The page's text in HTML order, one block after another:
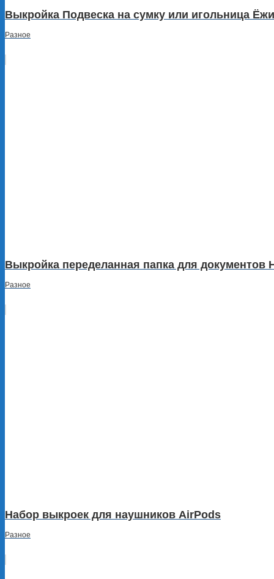
Выкройка Подвеска на сумку или игольница
Разное
Выкройка переделанная папка для документов
Разное
Набор выкроек для наушников AirPods
Разное